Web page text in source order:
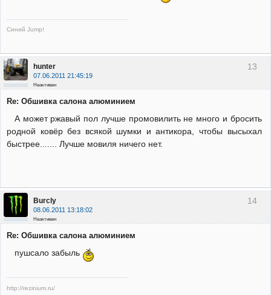
Синий Jump!
13
hunter
07.06.2011 21:45:19
Неактивен
Re: Обшивка салона алюминием
А может ржавый пол лучше промовилить не много и бросить
родной ковёр без всякой шумки и антикора, чтобы высыхал
быстрее....... Лучше мовиля ничего нет.
14
Burcly
08.06.2011 13:18:02
Неактивен
Re: Обшивка салона алюминием
пушсало забыль
http://rezinium.ru/